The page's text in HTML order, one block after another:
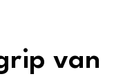
van